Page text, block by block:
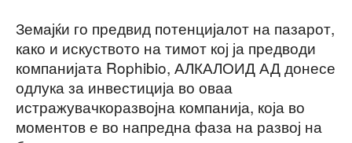
Земајќи го предвид потенцијалот на пазарот,
како и искуството на тимот кој ја предводи
компанијата Rophibio, АЛКАЛОИД АД донесе
одлука за инвестиција во оваа
истражувачкоразвојна компанија, која во
моментов е во напредна фаза на развој на